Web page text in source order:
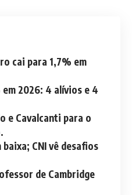
cai para 1,7% em
2026: 4 alívios e 4
e Cavalcanti para o
CNI vê desafios
de Cambridge